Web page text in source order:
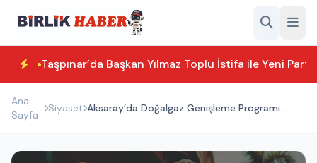
Taşpınar’da Başkan Yılmaz Toplu İstifa ile Yeni
Ana
Sayfa
Siyaset Aksaray’da Doğalgaz Genişleme Programı